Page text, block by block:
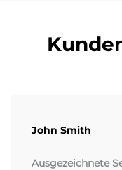
John Smith
Ausgezeichnete